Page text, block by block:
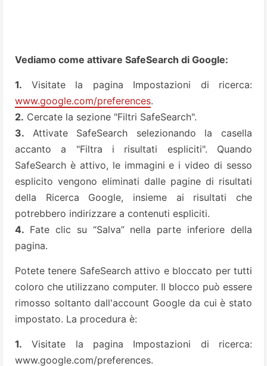
Vediamo come attivare SafeSearch di Google:
1. Visitate la pagina Impostazioni di ricerca:
www.google.com/preferences.
2. Cercate la sezione "Filtri SafeSearch".
3. Attivate SafeSearch selezionando la casella
accanto a "Filtra i risultati espliciti". Quando
SafeSearch è attivo, le immagini e i video di sesso
esplicito vengono eliminati dalle pagine di risultati
della Ricerca Google, insieme ai risultati che
potrebbero indirizzare a contenuti espliciti.
4. Fate clic su “Salva” nella parte inferiore della
pagina.
Potete tenere SafeSearch attivo e bloccato per tutti
coloro che utilizzano computer. Il blocco può essere
rimosso soltanto dall'account Google da cui è stato
impostato. La procedura è:
1. Visitate la pagina Impostazioni di ricerca:
www.google.com/preferences.